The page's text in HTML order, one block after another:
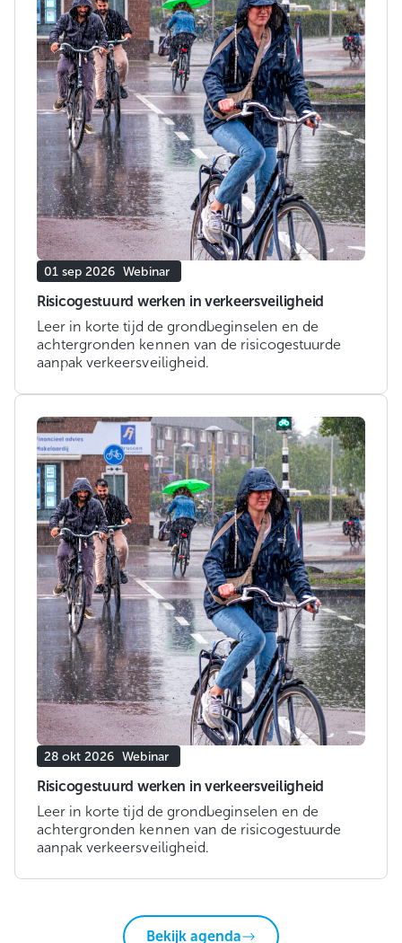
01 sep 2026 Webinar
Risicogestuurd werken in verkeersveiligheid
Leer in korte tijd de grondbeginselen en de
achtergronden kennen van de risicogestuurde
aanpak verkeersveiligheid.
28 okt 2026 Webinar
Risicogestuurd werken in verkeersveiligheid
Leer in korte tijd de grondbeginselen en de
achtergronden kennen van de risicogestuurde
aanpak verkeersveiligheid.
Bekijk agenda